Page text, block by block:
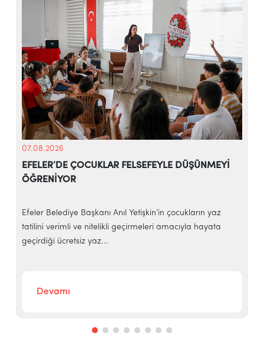
07.08.2026
EFELER’DE ÇOCUKLAR FELSEFEYLE DÜŞÜNMEYİ
ÖĞRENİYOR
Efeler Belediye Başkanı Anıl Yetişkin’in çocukların yaz
tatilini verimli ve nitelikli geçirmeleri amacıyla hayata
geçirdiği ücretsiz yaz...
Devamı